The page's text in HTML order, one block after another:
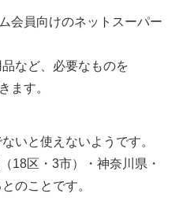
会員向けのネットスーパー
など、必要なものを
ます。
いと使えないようです。
18区・3市）・神奈川県・
のことです。